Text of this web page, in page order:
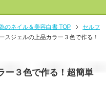
のネイル＆美容白書 TOP
セルフ
スジェルの上品カラー３色で作る！
ー３色で作る！超簡単